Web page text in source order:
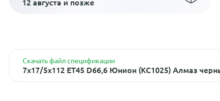
Скачать файл спецификации
7x17/5x112 ET45 D66,6 Юнион (КС1025) Алмаз